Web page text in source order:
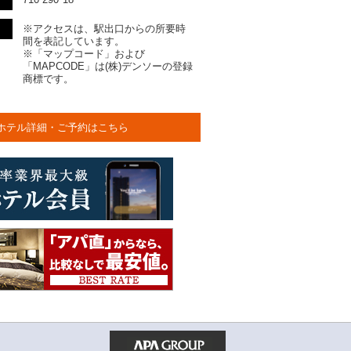
※アクセスは、駅出口からの所要時
間を表記しています。
※「マップコード」および
「MAPCODE」は(株)デンソーの登録
商標です。
テル詳細・ご予約はこちら